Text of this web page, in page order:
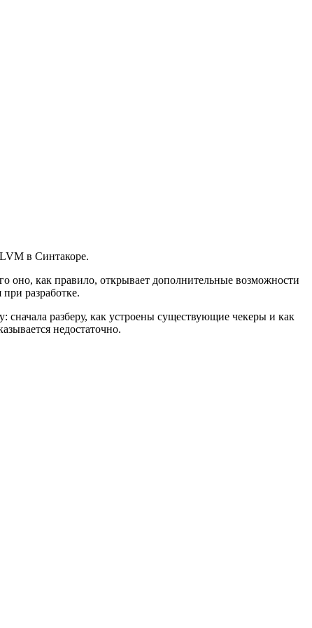
в Синтакоре.
оно, как правило, открывает дополнительные возможности
разработке.
сначала разберу, как устроены существующие чекеры и как
недостаточно.